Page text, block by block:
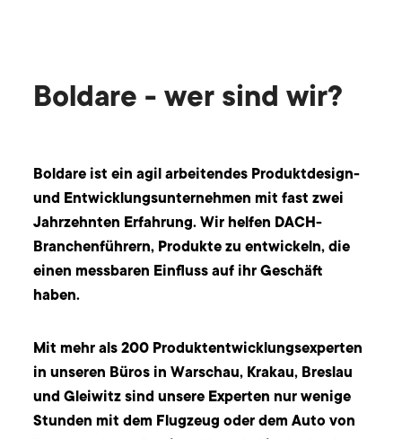
Boldare - wer sind wir?
Boldare ist ein agil arbeitendes Produktdesign-
und Entwicklungsunternehmen mit fast zwei
Jahrzehnten Erfahrung. Wir helfen DACH-
Branchenführern, Produkte zu entwickeln, die
einen messbaren Einfluss auf ihr Geschäft
haben.
Mit mehr als 200 Produktentwicklungsexperten
in unseren Büros in Warschau, Krakau, Breslau
und Gleiwitz sind unsere Experten nur wenige
Stunden mit dem Flugzeug oder dem Auto von